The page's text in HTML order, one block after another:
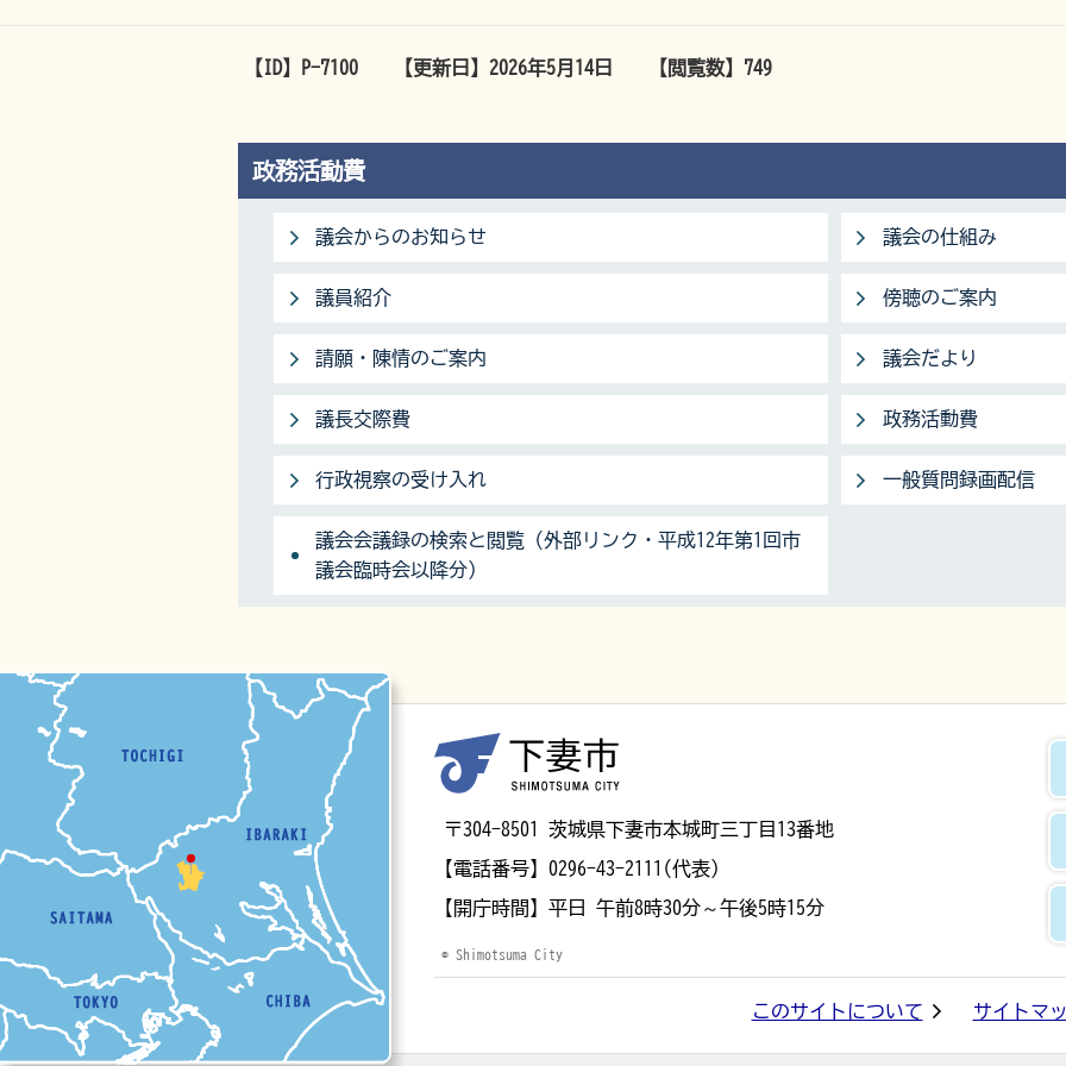
【ID】 P-7100 【更新日】 2026年5月14日 【閲覧数】 749
政務活動費
議会からのお知らせ 議会の仕組み
議員紹介 傍聴のご案内
請願・陳情のご案内 議会だより
議長交際費 政務活動費
行政視察の受け入れ 一般質問録画配信
議会会議録の検索と閲覧（外部リンク・平成12年第1回市
議会臨時会以降分）
〒304-8501 茨城県下妻市本城町三丁目13番地
【電話番号】 0296-43-2111(代表)
【開庁時間】 平日 午前8時30分～午後5時15分
© Shimotsuma City
このサイトについて サイトマ